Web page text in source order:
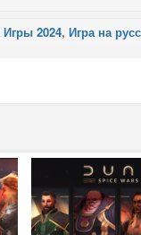
Игры 2024, Игра на